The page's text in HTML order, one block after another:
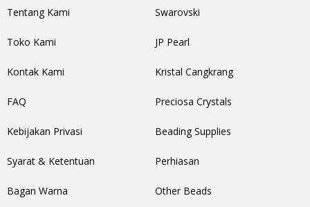
Tentang Kami
Toko Kami
Kontak Kami
FAQ
Kebijakan Privasi
Syarat & Ketentuan
Bagan Warna
Swarovski
JP Pearl
Kristal Cangkrang
Preciosa Crystals
Beading Supplies
Perhiasan
Other Beads